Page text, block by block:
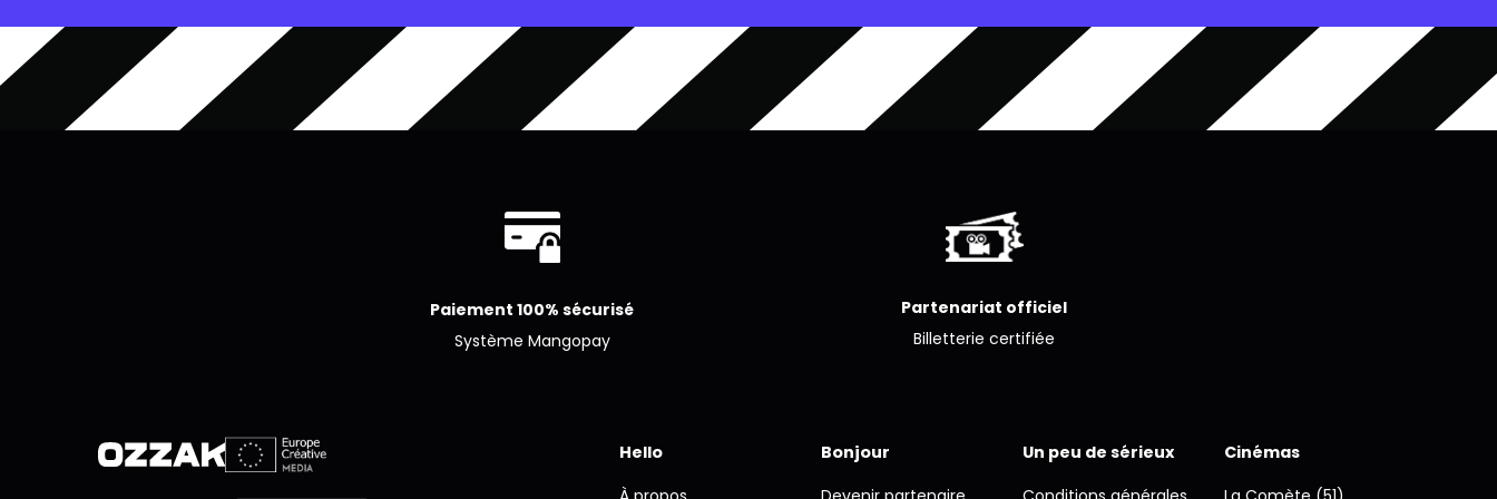
Paiement 100% sécurisé
Système Mangopay
Partenariat officiel
Billetterie certifiée
Hello
Bonjour
Un peu de sérieux
Cinémas